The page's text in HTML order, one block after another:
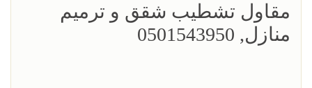
مقاول تشطيب شقق و ترميم
منازل, 0501543950